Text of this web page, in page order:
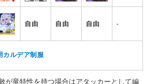
自由 自由 自由 -
カルデア制服
が竜特性を持つ場合はアタッカーとして編